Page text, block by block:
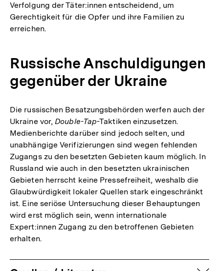
Verfolgung der Täter:innen entscheidend, um
Gerechtigkeit für die Opfer und ihre Familien zu
erreichen.
Russische Anschuldigungen
gegenüber der Ukraine
Die russischen Besatzungsbehörden werfen auch der
Ukraine vor,Double-Tap-Taktiken einzusetzen.
Medienberichte darüber sind jedoch selten, und
unabhängige Verifizierungen sind wegen fehlenden
Zugangs zu den besetzten Gebieten kaum möglich. In
Russland wie auch in den besetzten ukrainischen
Gebieten herrscht keine Pressefreiheit, weshalb die
Glaubwürdigkeit lokaler Quellen stark eingeschränkt
ist. Eine seriöse Untersuchung dieser Behauptungen
wird erst möglich sein, wenn internationale
Expert:innen Zugang zu den betroffenen Gebieten
erhalten.